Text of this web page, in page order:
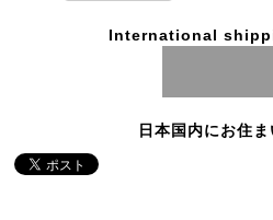
International
日本国内にお住